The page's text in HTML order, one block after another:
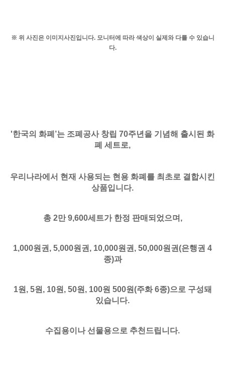
※ 위 사진은 이미지사진입니다. 모니터에 따라 색상이 실제와 다를 수 있습니
다.
'한국의 화폐’는 조폐공사 창립 70주년을 기념해 출시된 화
폐 세트로,
우리나라에서 현재 사용되는 현용 화폐를 최초로 결합시킨
상품입니다.
총 2만 9,600세트가 한정 판매되었으며,
1,000원권, 5,000원권, 10,000원권, 50,000원권(은행권 4
종)과
1원, 5원, 10원, 50원, 100원 500원(주화 6종)으로 구성돼
있습니다.
수집용이나 선물용으로 추천드립니다.